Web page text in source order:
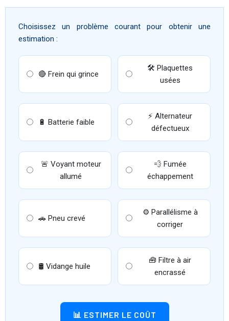
Choisissez un problème courant pour obtenir une
estimation :
🔴 Frein qui grince
🛠 Plaquettes
usées
🔋 Batterie faible
⚡ Alternateur
défectueux
🚨 Voyant moteur
allumé
💨 Fumée
échappement
🚗 Pneu crevé
⚙️ Parallélisme à
corriger
🛢 Vidange huile
🧰 Filtre à air
encrassé
📊 ESTIMER LE COÛT